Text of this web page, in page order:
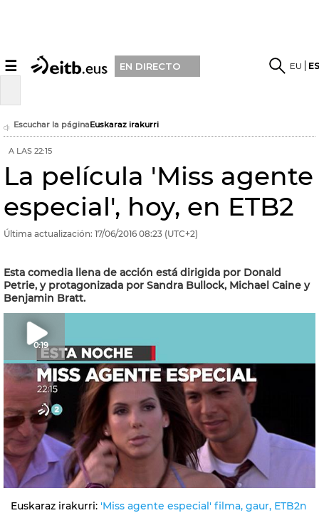
☰ EN DIRECTO EU
Escuchar la páginaEuskaraz irakurri
A LAS 22:15
La película 'Miss agente
especial', hoy, en ETB2
Última actualización: 17/06/2016 08:23 (UTC+2)
Esta comedia llena de acción está dirigida por Donald
Petrie, y protagonizada por Sandra Bullock, Michael Caine y
Benjamin Bratt.
0:19
Euskaraz irakurri: 'Miss agente especial' filma, gaur, ETB2n